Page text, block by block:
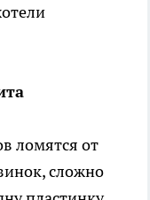
ломятся от
сложно